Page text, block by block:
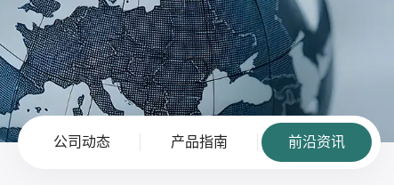
公司动态 产品指南 前沿资讯